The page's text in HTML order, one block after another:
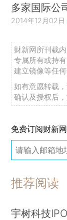
多家国际公
2014年12月02日
财新网所刊载
专属所有或持
建立镜像等任何
如有意愿转载
确认及授权后，
免费订阅财新
推荐阅读
宇树科技